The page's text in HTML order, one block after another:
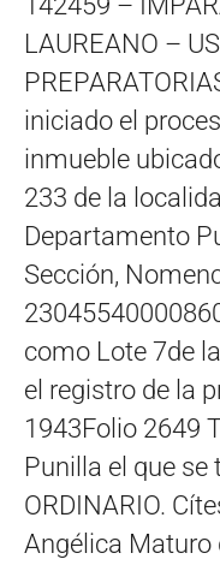
LAUREANO –
iniciado el
inmueble
233 de la
Departamento
Sección,
como Lote 7de
el registro de la
1943Folio 2649
Punilla el que
ORDINARIO.
Angélica Maturo